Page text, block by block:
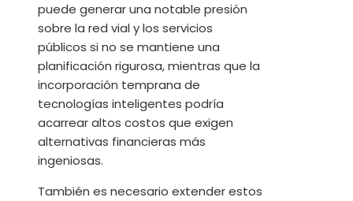
puede generar una notable presión
sobre la red vial y los servicios
públicos si no se mantiene una
planificación rigurosa, mientras que la
incorporación temprana de
tecnologías inteligentes podría
acarrear altos costos que exigen
alternativas financieras más
ingeniosas.
También es necesario extender estos